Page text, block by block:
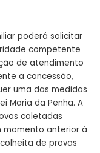
poderá solicitar
competente
de atendimento
a concessão,
uma das medidas
Maria da Penha. A
coletadas
momento anterior à
de provas